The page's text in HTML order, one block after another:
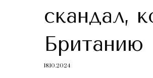
скандал,
Британию
18.10.2024